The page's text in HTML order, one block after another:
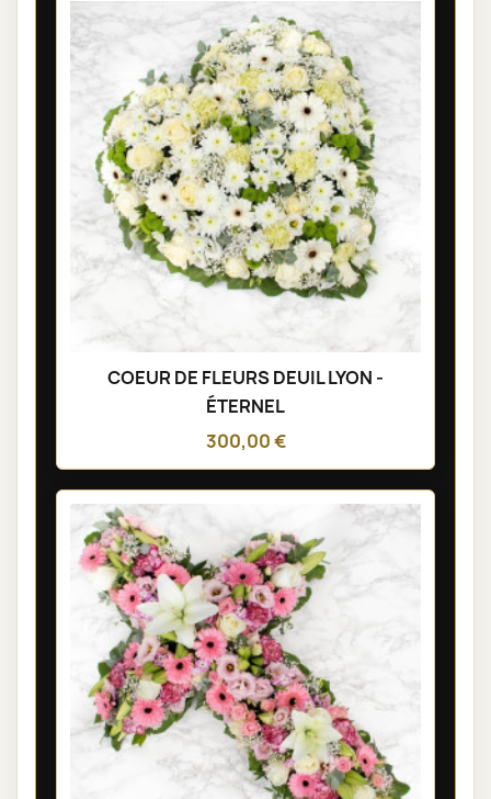
COEUR DE FLEURS DEUIL LYON -
ÉTERNEL
300,00 €